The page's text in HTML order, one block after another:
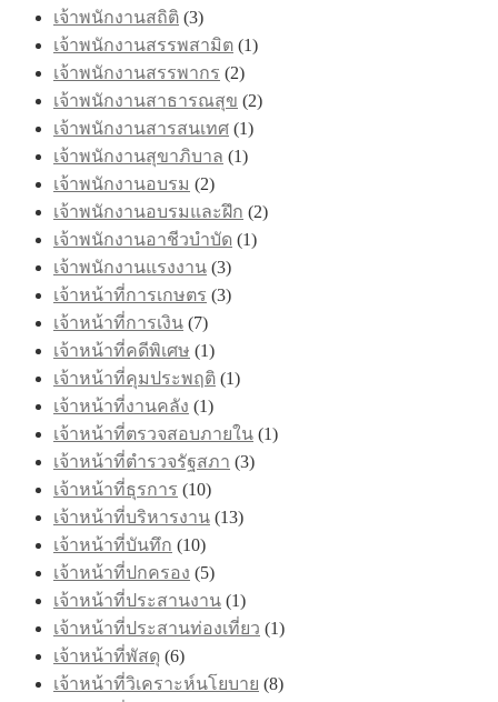
เจ้าพนักงานสถิติ (3)
เจ้าพนักงานสรรพสามิต (1)
เจ้าพนักงานสรรพากร (2)
เจ้าพนักงานสาธารณสุข (2)
เจ้าพนักงานสารสนเทศ (1)
เจ้าพนักงานสุขาภิบาล (1)
เจ้าพนักงานอบรม (2)
เจ้าพนักงานอบรมและฝึก (2)
เจ้าพนักงานอาชีวบำบัด (1)
เจ้าพนักงานแรงงาน (3)
เจ้าหน้าที่การเกษตร (3)
เจ้าหน้าที่การเงิน (7)
เจ้าหน้าที่คดีพิเศษ (1)
เจ้าหน้าที่คุมประพฤติ (1)
เจ้าหน้าที่งานคลัง (1)
เจ้าหน้าที่ตรวจสอบภายใน (1)
เจ้าหน้าที่ตำรวจรัฐสภา (3)
เจ้าหน้าที่ธุรการ (10)
เจ้าหน้าที่บริหารงาน (13)
เจ้าหน้าที่บันทึก (10)
เจ้าหน้าที่ปกครอง (5)
เจ้าหน้าที่ประสานงาน (1)
เจ้าหน้าที่ประสานท่องเที่ยว (1)
เจ้าหน้าที่พัสดุ (6)
เจ้าหน้าที่วิเคราะห์นโยบาย (8)